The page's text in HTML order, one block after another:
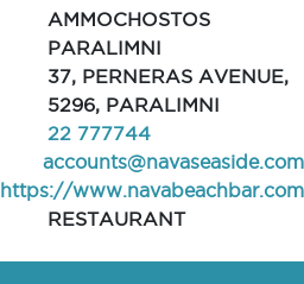
AMMOCHOSTOS
PARALIMNI
37, PERNERAS AVENUE,
5296, PARALIMNI
22 777744
accounts@navaseaside.com
https://www.navabeachbar.com
RESTAURANT